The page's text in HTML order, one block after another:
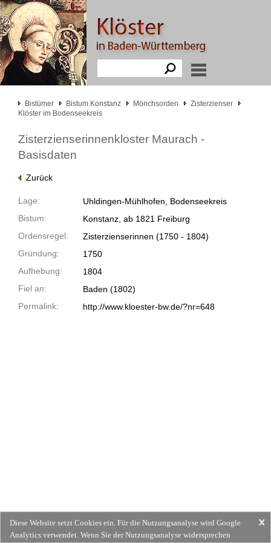
Bistümer Bistum Konstanz Mönchsorden
Zisterzienser
Klöster im Bodenseekreis
Zisterzienserinnenkloster Maurach -
Basisdaten
Zurück
Lage:
Uhldingen-Mühlhofen, Bodenseekreis
Bistum:
Konstanz, ab 1821 Freiburg
Ordensregel:
Zisterzienserinnen (1750 - 1804)
Gründung:
1750
Aufhebung:
1804
Fiel an:
Baden (1802)
Permalink:
http://www.kloester-bw.de/?nr=648
Diese Website setzt Cookies ein. Für die Nutzungsanalyse wird Google
Analytics verwendet. Wenn Sie der Nutzungsanalyse widersprechen